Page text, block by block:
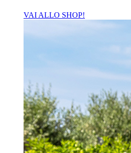
VAI ALLO SHOP!